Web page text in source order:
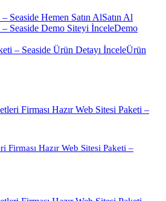
Satın Al
Demo
Ürün
Firması Hazır Web Sitesi Paketi –